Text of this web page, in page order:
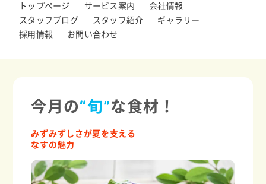
トップページ サービス案内
会社情報
スタッフブログ
スタッフ紹介
ギャラリー
採用情報
お問い合わせ
今月の“旬”な食材！
みずみずしさが夏を支える
なすの魅力